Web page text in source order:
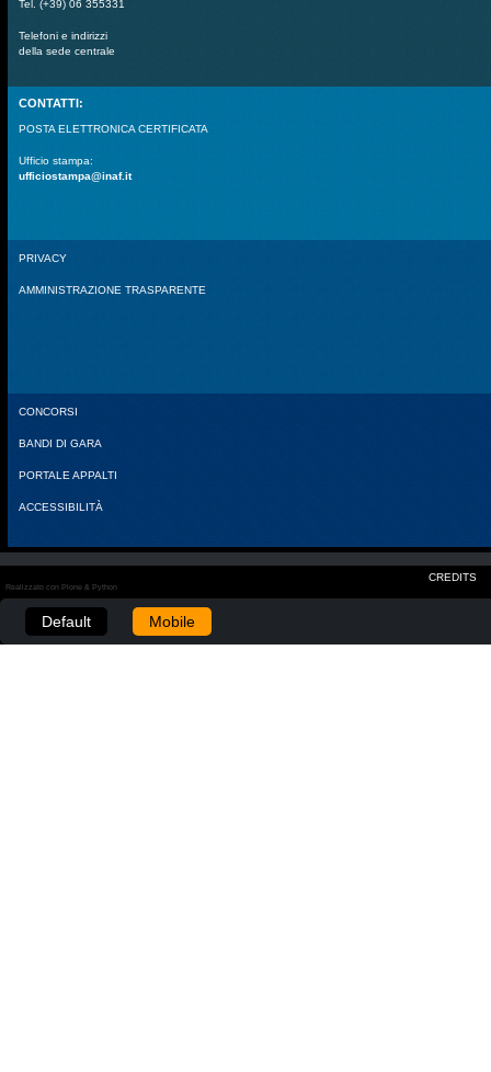
Tel. (+39) 06 355331
Telefoni e indirizzi
della sede centrale
CONTATTI:
POSTA ELETTRONICA CERTIFICATA
Ufficio stampa:
ufficiostampa@inaf.it
PRIVACY
AMMINISTRAZIONE TRASPARENTE
CONCORSI
BANDI DI GARA
PORTALE APPALTI
ACCESSIBILITÀ
CREDITS
Realizzato con Plone & Python
Default Mobile